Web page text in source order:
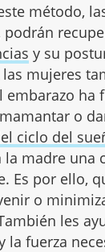
método,
podrán
y su
mujeres
embarazo ha
o
ciclo del
la madre una
Es por ello,
o
les
la fuerza